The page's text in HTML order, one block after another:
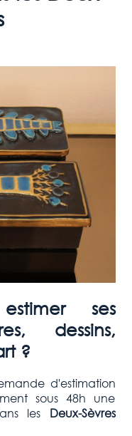
ses
dessins,
?
d'estimation
sous 48h une
les Deux-Sèvres